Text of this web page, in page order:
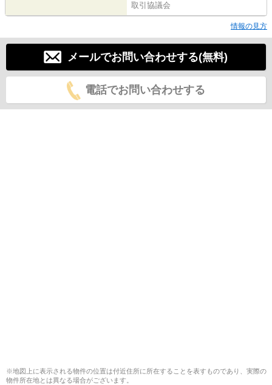
取引協議会
情報の見方
メールでお問い合わせする(無料)
電話でお問い合わせする
※地図上に表示される物件の位置は付近住所に所在することを表すものであり、実際の
物件所在地とは異なる場合がございます。